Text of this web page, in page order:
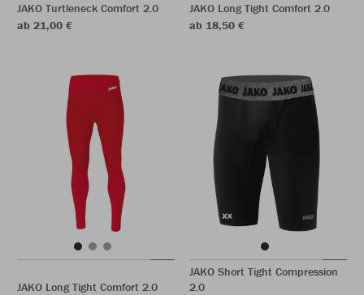
JAKO Turtleneck Comfort 2.0
ab 21,00 €
JAKO Long Tight Comfort 2.0
ab 18,50 €
JAKO Long Tight Comfort 2.0
JAKO Short Tight Compression
2.0